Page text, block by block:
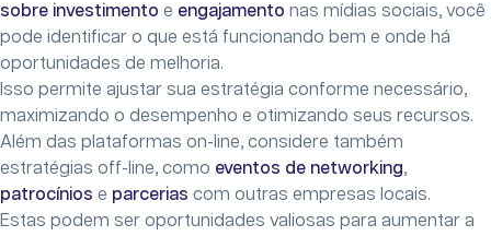
sobre investimento e engajamento nas mídias sociais, você
pode identificar o que está funcionando bem e onde há
oportunidades de melhoria.
Isso permite ajustar sua estratégia conforme necessário,
maximizando o desempenho e otimizando seus recursos.
Além das plataformas on-line, considere também
estratégias off-line, como eventos de networking,
patrocínios e parcerias com outras empresas locais.
Estas podem ser oportunidades valiosas para aumentar a